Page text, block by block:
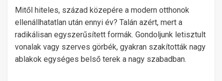
Mitől hiteles, század közepére a modern otthonok
ellenállhatatlan után ennyi év? Talán azért, mert a
radikálisan egyszerűsített formák. Gondoljunk letisztult
vonalak vagy szerves görbék, gyakran szakították nagy
ablakok egységes belső terek a nagy szabadban.